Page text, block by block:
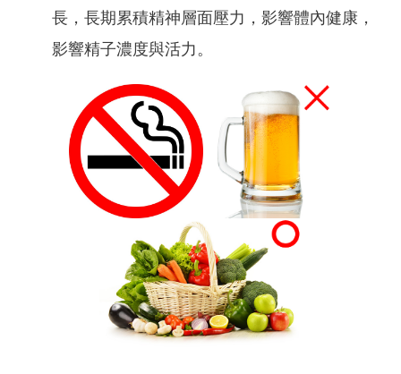
長，長期累積精神層面壓力，影響體內健康，
影響精子濃度與活力。